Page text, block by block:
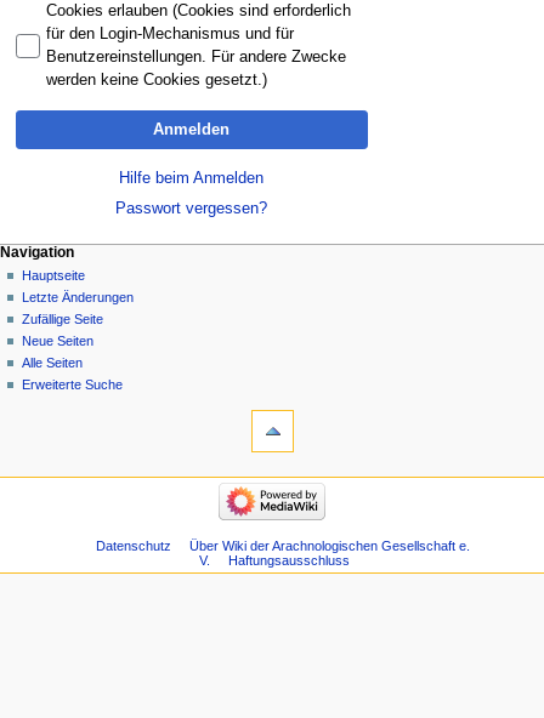
Cookies erlauben (Cookies sind erforderlich
für den Login-Mechanismus und für
Benutzereinstellungen. Für andere Zwecke
werden keine Cookies gesetzt.)
Anmelden
Hilfe beim Anmelden
Passwort vergessen?
Navigation
Hauptseite
Letzte Änderungen
Zufällige Seite
Neue Seiten
Alle Seiten
Erweiterte Suche
Datenschutz
Über Wiki der Arachnologischen Gesellschaft e.
V.
Haftungsausschluss